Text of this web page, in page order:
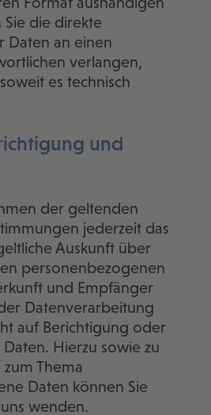
Sie die direkte
Daten an einen
verlangen,
es technisch
und
der geltenden
jederzeit das
Auskunft über
personenbezogenen
und Empfänger
Datenverarbeitung
auf Berichtigung oder
Hierzu sowie zu
Thema
Daten können Sie
wenden.